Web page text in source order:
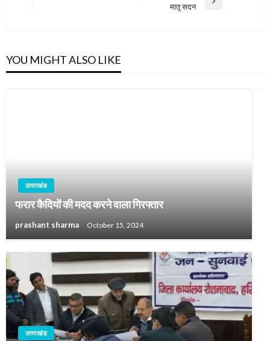
मातृ सदन
YOU MIGHT ALSO LIKE
उत्तराखंड
फरार कैदियों की मदद करने वाला गिरफ्तार
prashant sharma October 15, 2024
उत्तराखंड